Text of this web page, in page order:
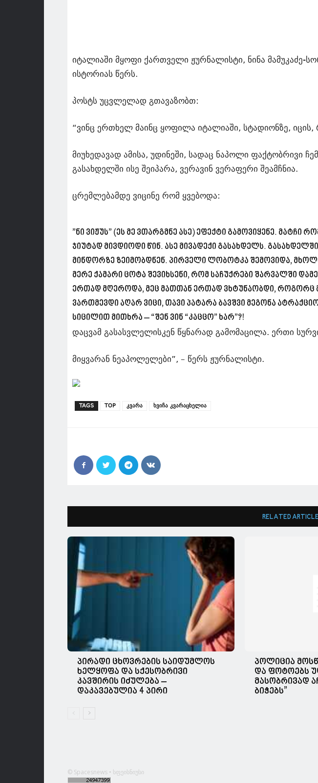
იტალიაში მყოფი ქართველი ჟურნალისტი, ნინა
ისტორიას წერს.
პოსტს უცვლელად გთავაზობთ:
“ვინც ერთხელ მაინც ყოფილა იტალიაში, სტადიონზე,
მიუხედავად ამისა, უდინეში, სადაც ნაპოლი ფაქტობრივი
გასახდელში ისე შეიპარა, ვერავინ ვერაფერი შეამჩნია.
ცრემლებამდე ვიცინე რომ ყვებოდა:
”ნი ვიჟუს” (ეს მე ვთარგმნე ასე) ეფექტი გამოვიყენე.
ჯიუტად მივდიოდი წინ. ასე მივადექი გასახდელს.
მინდორზე ზეიმობდნენ. პირველი ლობოტკა შემოვიდა,
მერე ქამარი ცოტა შევიხსენი, რომ საჩუქრები შარვალში
ერთად მღეროდა, მეც მათთან ერთად ვხტუნაობდი, როგორც
ვართმევდი აღარ ვიცი, თავი პატარა ბავშვი მეგონა
სიცილით მითხრა – “შენ ვინ “კაცცო” ხარ”?!
დაცვამ გასასვლელისკენ წყნარად გამომაცილა. ერთი
მიყვარან ნეაპოლელები”, – წერს ჟურნალისტი.
TAGS TOP კვარა ხვიჩა კვარაცხელია
RELATED
პირადი ცხოვრების საიდუმლოს
ხელყოფა და სქესობრივი
კავშირის იძულება –
დაკავებულია 4 პირი
პოლიცია
და ფოტოებს
მასობრივად
ბიჭებს”
© Spacesnews • სფეისნიუსი